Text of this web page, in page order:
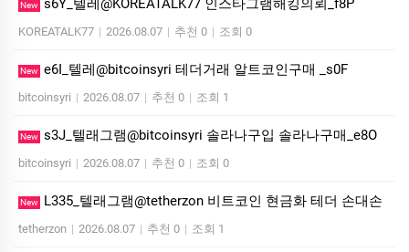
New s6Y_텔레@KOREATALK77 인스타그램해킹의뢰_f8P
KOREATALK77 | 2026.08.07 | 추천 0 | 조회 0
New e6I_텔레@bitcoinsyri 테더거래 알트코인구매 _s0F
bitcoinsyri | 2026.08.07 | 추천 0 | 조회 1
New s3J_텔래그램@bitcoinsyri 솔라나구입 솔라나구매_e8O
bitcoinsyri | 2026.08.07 | 추천 0 | 조회 0
New L335_텔래그램@tetherzon 비트코인 현금화 테더 손대손
tetherzon | 2026.08.07 | 추천 0 | 조회 1